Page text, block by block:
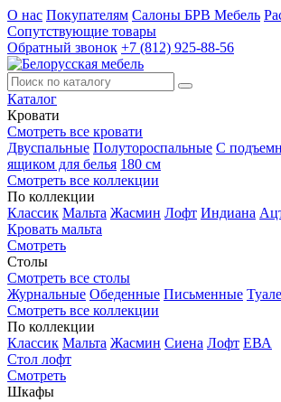
О нас Покупателям Салоны БРВ Мебель
Сопутствующие товары
Обратный звонок +7 (812) 925-88-56
Каталог
Кровати
Смотреть все кровати
Двуспальные Полутороспальные С
ящиком для белья 180 см
Смотреть все коллекции
По коллекции
Классик Мальта Жасмин Лофт Индиана
Кровать мальта
Смотреть
Столы
Смотреть все столы
Журнальные Обеденные Письменные
Смотреть все коллекции
По коллекции
Классик Мальта Жасмин Сиена Лофт ЕВА
Стол лофт
Смотреть
Шкафы